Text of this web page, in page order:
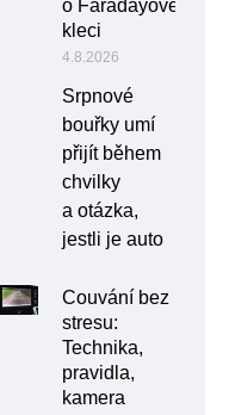
o Faradayově
kleci
4.8.2026
Srpnové
bouřky umí
přijít během
chvilky
a otázka,
jestli je auto
Couvání bez
stresu:
Technika,
pravidla,
kamera